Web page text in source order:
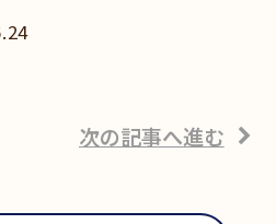
次の記事へ進む